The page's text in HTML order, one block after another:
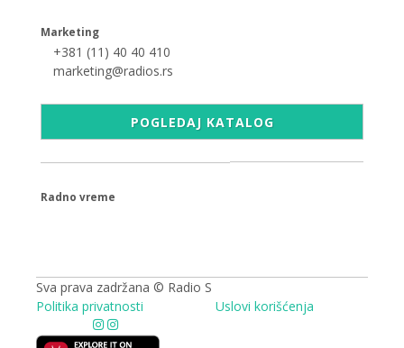
Marketing
+381 (11) 40 40 410
marketing@radios.rs
POGLEDAJ KATALOG
Radno vreme
Sva prava zadržana © Radio S
Politika privatnosti
Uslovi korišćenja